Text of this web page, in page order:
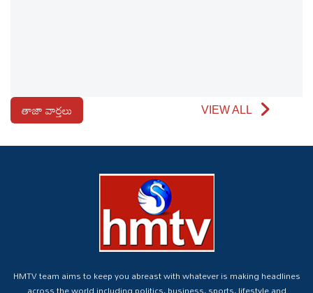
తాజా వార్తలు VIEW ALL
HMTV team aims to keep you abreast with whatever is making headlines